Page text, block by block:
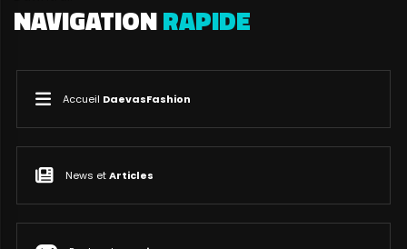
NAVIGATIONRAPIDE
Accueil DaevasFashion
News etArticles